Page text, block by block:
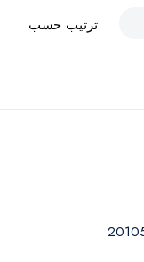
ترتيب حسب